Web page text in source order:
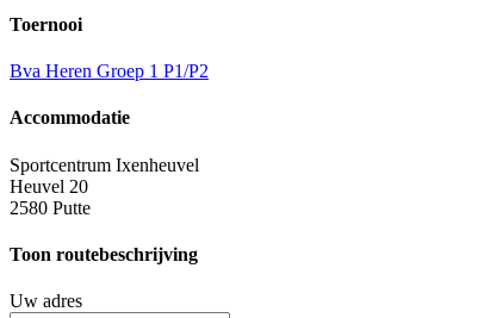
Toernooi
Bva Heren Groep 1 P1/P2
Accommodatie
Sportcentrum Ixenheuvel
Heuvel 20
2580 Putte
Toon routebeschrijving
Uw adres